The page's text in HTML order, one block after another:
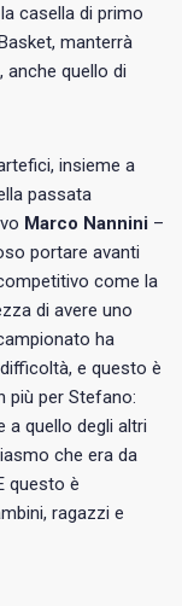
casella di primo
manterrà
quello di
insieme a
passata
Marco Nannini –
portare avanti
come la
di avere uno
ha
e questo è
più per Stefano:
a quello degli altri
che era da
questo è
ragazzi e